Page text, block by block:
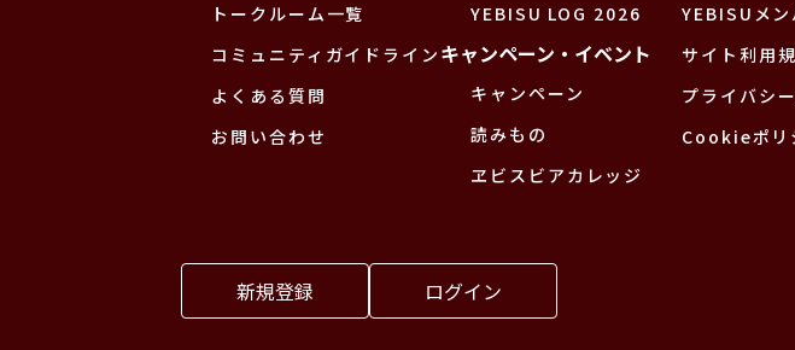
トークルーム一覧
コミュニティガイドライン
よくある質問
お問い合わせ
YEBISU LOG 2026
キャンペーン・イベント
キャンペーン
読みもの
ヱビスビアカレッジ
YEBISUメ
サイト利用
プライバシ
Cookieポリ
新規登録 ログイン